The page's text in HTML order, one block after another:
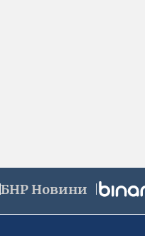
БНР Новини